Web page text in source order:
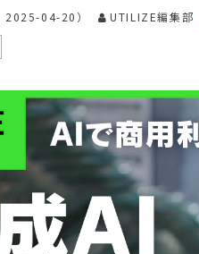
2025-04-20 ） UTILIZE編集部